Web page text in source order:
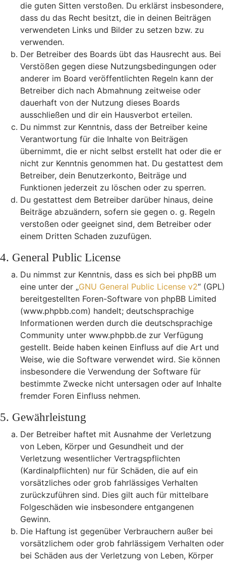
die guten Sitten verstoßen. Du erklärst insbesondere,
dass du das Recht besitzt, die in deinen Beiträgen
verwendeten Links und Bilder zu setzen bzw. zu
verwenden.
Der Betreiber des Boards übt das Hausrecht aus. Bei
Verstößen gegen diese Nutzungsbedingungen oder
anderer im Board veröffentlichten Regeln kann der
Betreiber dich nach Abmahnung zeitweise oder
dauerhaft von der Nutzung dieses Boards
ausschließen und dir ein Hausverbot erteilen.
Du nimmst zur Kenntnis, dass der Betreiber keine
Verantwortung für die Inhalte von Beiträgen
übernimmt, die er nicht selbst erstellt hat oder die er
nicht zur Kenntnis genommen hat. Du gestattest dem
Betreiber, dein Benutzerkonto, Beiträge und
Funktionen jederzeit zu löschen oder zu sperren.
Du gestattest dem Betreiber darüber hinaus, deine
Beiträge abzuändern, sofern sie gegen o. g. Regeln
verstoßen oder geeignet sind, dem Betreiber oder
einem Dritten Schaden zuzufügen.
4. General Public License
Du nimmst zur Kenntnis, dass es sich bei phpBB um
eine unter der „GNU General Public License v2“ (GPL)
bereitgestellten Foren-Software von phpBB Limited
(www.phpbb.com) handelt; deutschsprachige
Informationen werden durch die deutschsprachige
Community unter www.phpbb.de zur Verfügung
gestellt. Beide haben keinen Einfluss auf die Art und
Weise, wie die Software verwendet wird. Sie können
insbesondere die Verwendung der Software für
bestimmte Zwecke nicht untersagen oder auf Inhalte
fremder Foren Einfluss nehmen.
5. Gewährleistung
Der Betreiber haftet mit Ausnahme der Verletzung
von Leben, Körper und Gesundheit und der
Verletzung wesentlicher Vertragspflichten
(Kardinalpflichten) nur für Schäden, die auf ein
vorsätzliches oder grob fahrlässiges Verhalten
zurückzuführen sind. Dies gilt auch für mittelbare
Folgeschäden wie insbesondere entgangenen
Gewinn.
Die Haftung ist gegenüber Verbrauchern außer bei
vorsätzlichem oder grob fahrlässigem Verhalten oder
bei Schäden aus der Verletzung von Leben, Körper